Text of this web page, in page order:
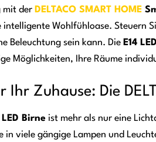
mit der DELTACO SMART HOME
Wohlfühloase. Steuern
Beleuchtung sein kann. Die E14
Möglichkeiten, Ihre Räume
Zuhause: Die
LED Birne ist mehr als nur eine
in viele gängige Lampen und